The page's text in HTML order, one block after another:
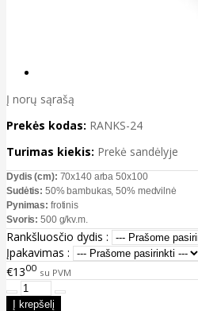
Į norų sąrašą
Prekės kodas: RANKS-24
Turimas kiekis: Prekė sandėlyje
Dydis (cm): 70x140 arba 50x100
Sudėtis: 50% bambukas, 50% medvilnė
Pynimas: frotinis
Svoris: 500 g/kv.m.
Rankšluosčio dydis :
Įpakavimas :
€1300 su PVM